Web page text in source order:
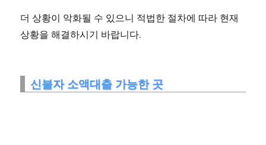
더 상황이 악화될 수 있으니 적법한 절차에 따라 현재
상황을 해결하시기 바랍니다.
신불자 소액대출 가능한 곳